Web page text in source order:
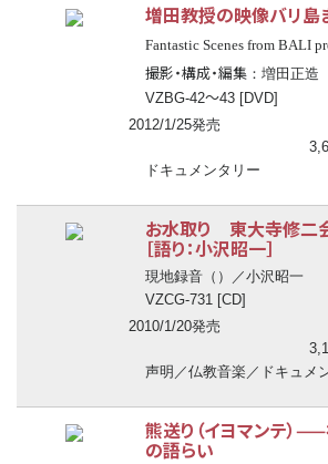
増田教授の映像バリ島
Fantastic Scenes from BALI
撮影・構成・編集 ：増田正造
VZBG-42〜43 [DVD]
2012/1/25発売
ドキュメンタリー
お水取り 東大寺修二会
［語り：小沢昭一］
現地録音（ ）／小沢昭一
VZCG-731 [CD]
2010/1/20発売
声明／仏教音楽／ドキュメ
熊送り（イヨマンテ）
の語らい